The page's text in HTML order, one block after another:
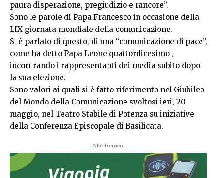
paura disperazione, pregiudizio e rancore”.
Sono le parole di Papa Francesco in occasione della
LIX giornata mondiale della comunicazione.
Si è parlato di questo, di una “comunicazione di pace”,
come ha detto Papa Leone quattordicesimo ,
incontrando i rappresentanti dei media subito dopo
la sua elezione.
Sono valori ai quali si è fatto riferimento nel Giubileo
del Mondo della Comunicazione svoltosi ieri, 20
maggio, nel Teatro Stabile di Potenza su iniziative
della Conferenza Episcopale di Basilicata.
- Advertisement -